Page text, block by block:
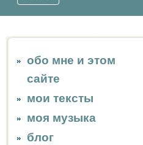
обо мне и этом
сайте
мои тексты
моя музыка
блог